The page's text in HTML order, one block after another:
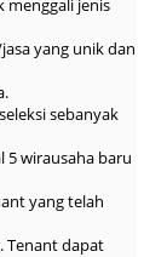
menggali jenis
yang unik dan
sebanyak
5 wirausaha baru
yang telah
Tenant dapat